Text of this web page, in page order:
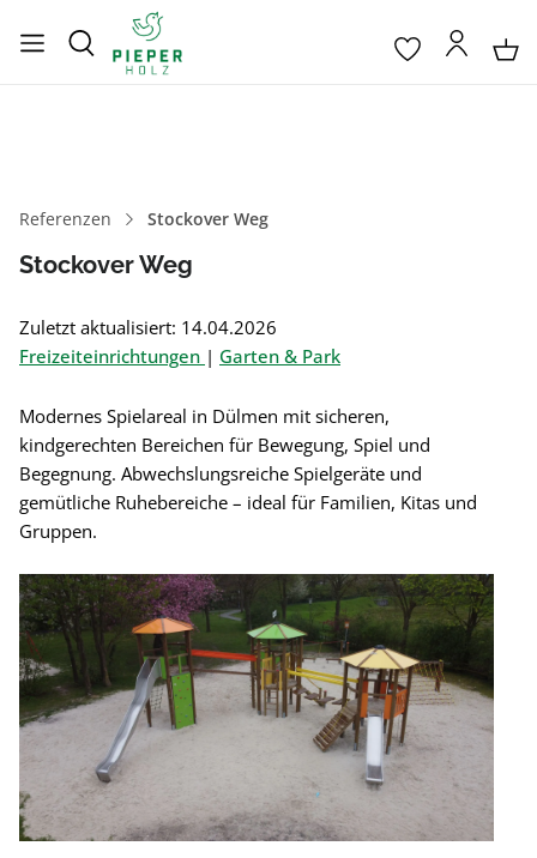
Referenzen Stockover Weg
Stockover Weg
Zuletzt aktualisiert: 14.04.2026
Freizeiteinrichtungen | Garten & Park
Modernes Spielareal in Dülmen mit sicheren,
kindgerechten Bereichen für Bewegung, Spiel und
Begegnung. Abwechslungsreiche Spielgeräte und
gemütliche Ruhebereiche – ideal für Familien, Kitas und
Gruppen.